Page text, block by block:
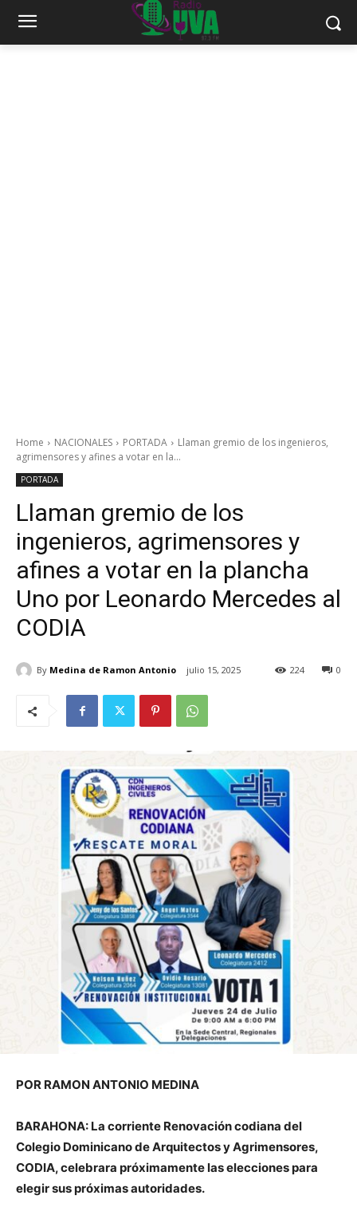
Home NACIONALES PORTADA
Llaman gremio de los ingenieros,
agrimensores y afines a votar en la...
PORTADA
Llaman gremio de los
ingenieros, agrimensores y
afines a votar en la plancha
Uno por Leonardo Mercedes al
CODIA
By Medina de Ramon Antonio julio 15, 2025 0
224
POR RAMON ANTONIO MEDINA
BARAHONA: La corriente Renovación codiana del
Colegio Dominicano de Arquitectos y Agrimensores,
CODIA, celebrara próximamente las elecciones para
elegir sus próximas autoridades.